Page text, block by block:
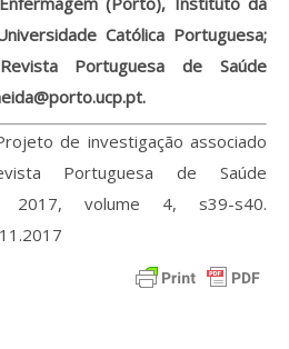
Católica Portuguesa;
Portuguesa de Saúde
de investigação associado
Portuguesa de Saúde
2017, volume 4, s39-s40.